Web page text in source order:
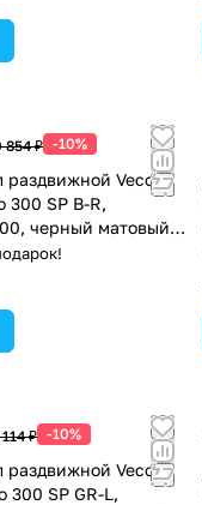
854 ₽ -10%
раздвижной Veconi
300 SP B-R,
черный матовый,
₽ -10%
раздвижной Veconi
300 SP GR-L,